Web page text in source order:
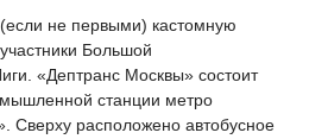
не первыми) кастомную
Большой
«Дептранс Москвы» состоит
станции метро
Сверху расположено автобусное